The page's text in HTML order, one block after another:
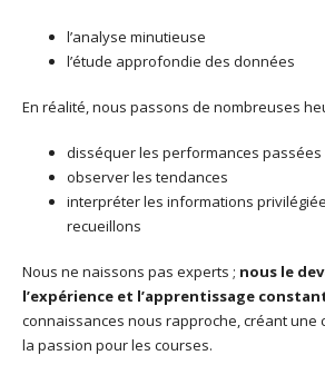
l’analyse minutieuse
l’étude approfondie des données
En réalité, nous passons de nombreuses
disséquer les performances passées
observer les tendances
interpréter les informations
recueillons
Nous ne naissons pas experts ; nous le
l’expérience et l’apprentissage
connaissances nous rapproche, créant une
la passion pour les courses.